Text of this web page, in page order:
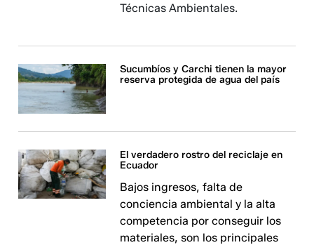
Técnicas Ambientales.
Sucumbíos y Carchi tienen la mayor
reserva protegida de agua del país
El verdadero rostro del reciclaje en
Ecuador
Bajos ingresos, falta de
conciencia ambiental y la alta
competencia por conseguir los
materiales, son los principales